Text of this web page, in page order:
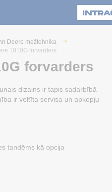
Deere mežtehnika
1010G forvarders
forvarders
dizains ir tapis sadarbībā
ir veltīta servisa un apkopju
tandēms kā opcija